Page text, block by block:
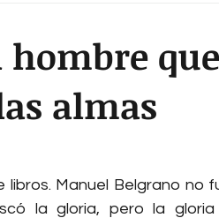
hombre que
almas
Manuel Belgrano no
la gloria, pero la